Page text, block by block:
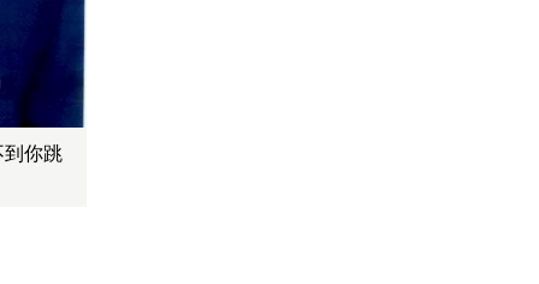
你跳